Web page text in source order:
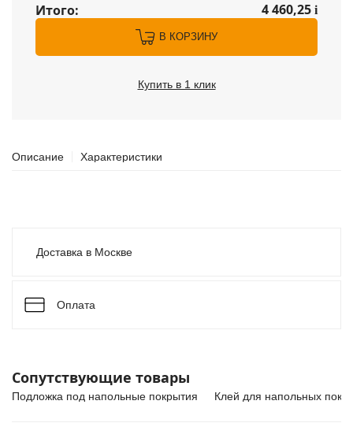
Итого: 4 460,25 i
В КОРЗИНУ
Купить в 1 клик
Описание Характеристики
Доставка в Москве
Оплата
Сопутствующие товары
Подложка под напольные покрытия Клей для напольных